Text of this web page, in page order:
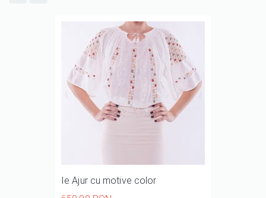
Ie Ajur cu motive color